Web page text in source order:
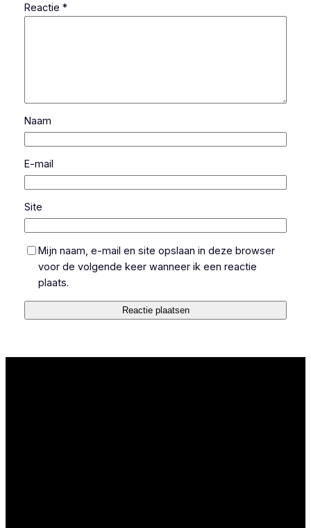
Reactie *
Naam
E-mail
Site
Mijn naam, e-mail en site opslaan in deze browser
voor de volgende keer wanneer ik een reactie
plaats.